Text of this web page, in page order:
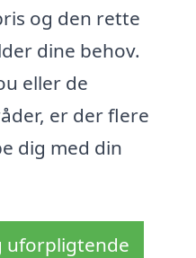
og den rette
dine behov.
eller de
er der flere
dig med din
uforpligtende